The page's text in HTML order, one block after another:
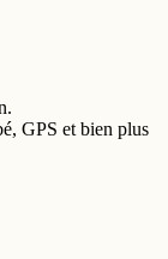
GPS et bien plus